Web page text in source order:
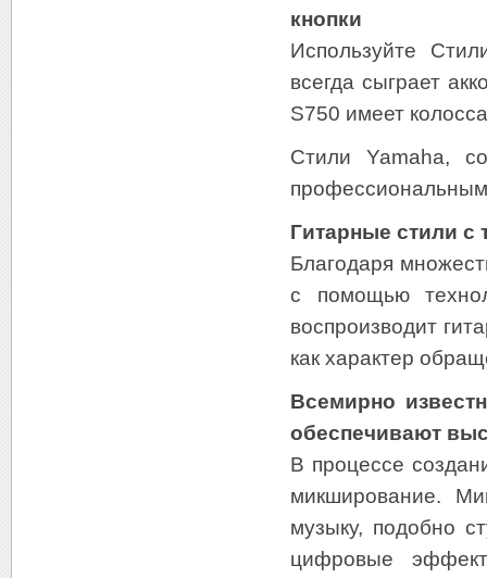
кнопки
Используйте
всегда сыграет
S750 имеет
Стили Yamaha,
Гитарные стили с
Благодаря
с помощью
воспроизводит
как характер
Всемирно
обеспечивают
В процессе
микширование.
музыку, подобно
цифровые